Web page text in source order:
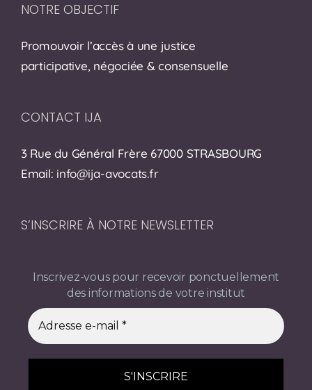
NOTRE OBJECTIF
Promouvoir l’accès à une justice
participative, négociée & consensuelle
CONTACT IJA
3 Rue du Général Frère 67000 STRASBOURG
Email: info@ija-avocats.fr
S’INSCRIRE À NOTRE NEWSLETTER
Inscrivez-vous pour recevoir ponctuellement
des informations de votre institut